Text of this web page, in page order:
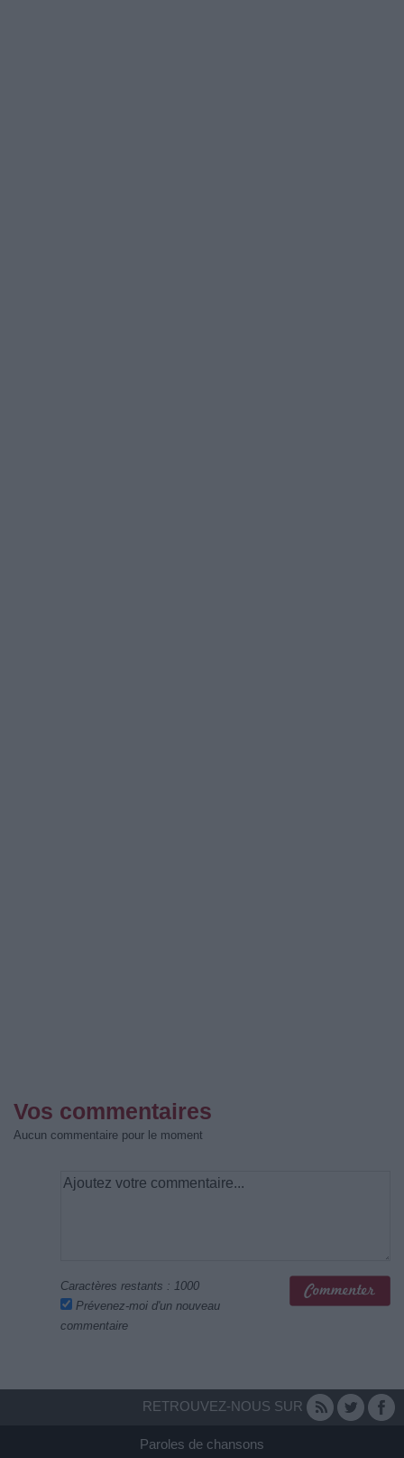
Vos commentaires
Aucun commentaire pour le moment
Caractères restants : 1000
Prévenez-moi d'un nouveau
commentaire
RETROUVEZ-NOUS SUR
Paroles de chansons